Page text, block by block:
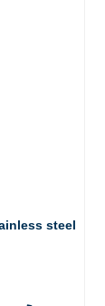
steel